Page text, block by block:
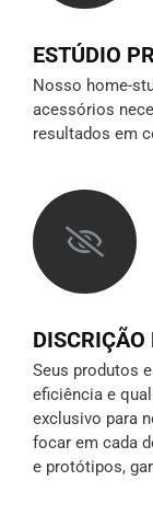
ESTÚDIO
Nosso home-
acessórios
resultados em
DISCRIÇÃO
Seus produtos
eficiência e
exclusivo para
focar em cada
e protótipos,